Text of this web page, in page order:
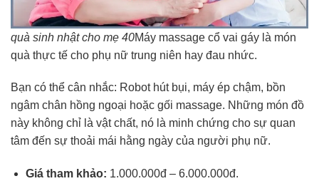
quà sinh nhật cho mẹ 40Máy massage cổ vai gáy là món
quà thực tế cho phụ nữ trung niên hay đau nhức.
Bạn có thể cân nhắc: Robot hút bụi, máy ép chậm, bồn
ngâm chân hồng ngoại hoặc gối massage. Những món đồ
này không chỉ là vật chất, nó là minh chứng cho sự quan
tâm đến sự thoải mái hằng ngày của người phụ nữ.
Giá tham khảo: 1.000.000đ – 6.000.000đ.